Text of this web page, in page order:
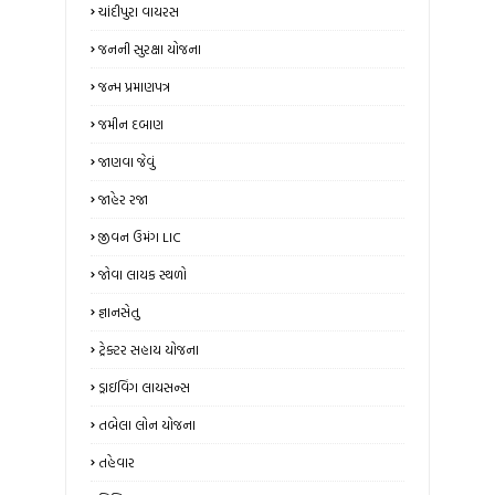
ચાંદીપુરા વાયરસ
જનની સુરક્ષા યોજના
જન્મ પ્રમાણપત્ર
જમીન દબાણ
જાણવા જેવું
જાહેર રજા
જીવન ઉમંગ LIC
જોવા લાયક સ્થળો
જ્ઞાનસેતુ
ટ્રેક્ટર સહાય યોજના
ડ્રાઇવિંગ લાયસન્સ
તબેલા લોન યોજના
તહેવાર